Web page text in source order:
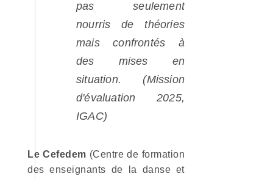
pas seulement
nourris de théories
mais confrontés à
des mises en
situation. (Mission
d'évaluation 2025,
IGAC)
Le Cefedem (Centre de formation
des enseignants de la danse et